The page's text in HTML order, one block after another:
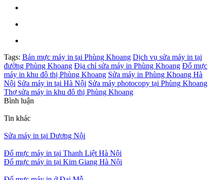
Tags: Bán mực máy in tại Phùng Khoang Dịch vụ sửa máy in tại
đường Phùng Khoang Địa chỉ sửa máy in Phùng Khoang Đổ mực
máy in khu đô thị Phùng Khoang Sửa máy in Phùng Khoang Hà
Nội Sửa máy in tại Hà Nội Sửa máy photocopy tại Phùng Khoang
Thợ sửa máy in khu đô thị Phùng Khoang
Bình luận
Tin khác
Sửa máy in tại Dương Nội
Đổ mực máy in tại Thanh Liệt Hà Nội
Đổ mực máy in tại Kim Giang Hà Nội